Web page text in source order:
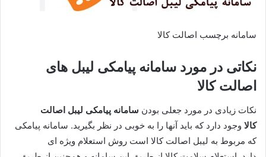
سامانه برچسب اصالت کالا
نکاتی در مورد سامانه پیامکی لیبل های
اصالت کالا
نکات زیادی در مورد جعلی بودن سامانه پیامکی لیبل اصالت
کالا وجود دارد که باید آنها را به خوبی در نظر بگیرید. سامانه پیامکی
که مربوط به لیبل اصالت کالا است روش استعلام ویژه‌ ای